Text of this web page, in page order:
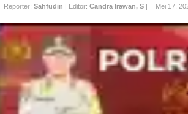
s
r
i
m
o
Reporter: Sahfudin | Editor: Candra Irawan, S | Mei 17,